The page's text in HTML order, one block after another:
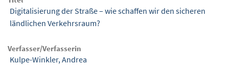
Digitalisierung der Straße – wie schaffen wir den sicheren
ländlichen Verkehrsraum?
Verfasser/Verfasserin
Kulpe-Winkler, Andrea